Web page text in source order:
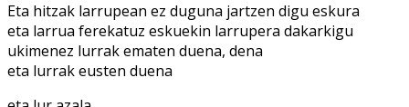
Eta hitzak larrupean ez duguna jartzen digu eskura
eta larrua ferekatuz eskuekin larrupera dakarkigu
ukimenez lurrak ematen duena, dena
eta lurrak eusten duena